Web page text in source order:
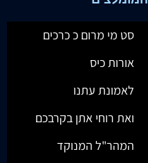
סט מי מרום כ כרכים
אורות כיס
לאמונת עתנו
ואת רוחי אתן בקרבכם
המהר"ל המנוקד